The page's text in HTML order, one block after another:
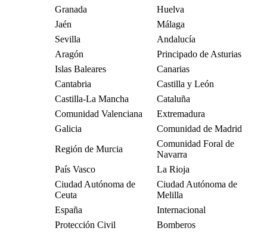
Granada
Huelva
Jaén
Málaga
Sevilla
Andalucía
Aragón
Principado de Asturias
Islas Baleares
Canarias
Cantabria
Castilla y León
Castilla-La Mancha
Cataluña
Comunidad Valenciana
Extremadura
Galicia
Comunidad de Madrid
Región de Murcia
Comunidad Foral de
Navarra
País Vasco
La Rioja
Ciudad Autónoma de
Ceuta
Ciudad Autónoma de
Melilla
España
Internacional
Protección Civil
Bomberos